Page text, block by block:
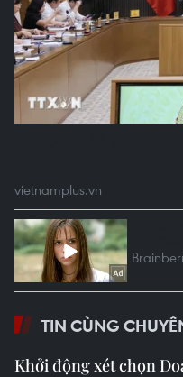
TIN CÙNG
Khởi động xét chọn